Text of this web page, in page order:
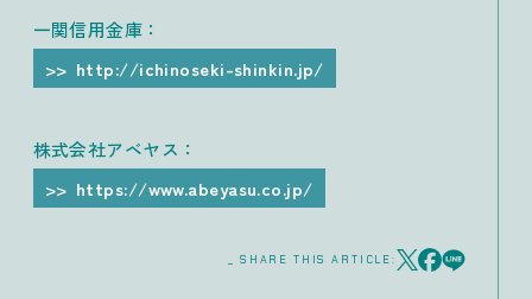
一関信用金庫：
http://ichinoseki-shinkin.jp/
株式会社アベヤス：
https://www.abeyasu.co.jp/
_ SHARE THIS ARTICLE: